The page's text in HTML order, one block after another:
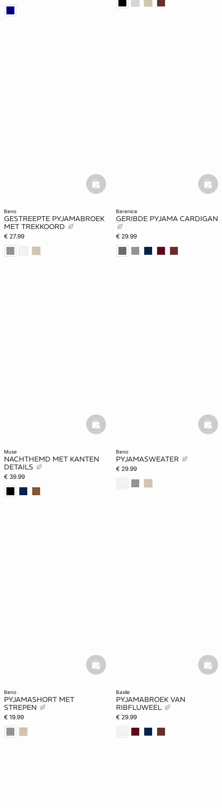
beno
GESTREEPTE PYJAMABROEK
MET TREKKOORD
€ 27.99
basketfull
berenice
GERIBDE PYJAMA CARDIGAN
€ 29.99
muse
NACHTHEMD MET KANTEN
DETAILS
€ 39.99
basketfull
beno
PYJAMASWEATER
€ 29.99
beno
PYJAMASHORT MET
STREPEN
€ 19.99
basketfull
basile
PYJAMABROEK VAN
RIBFLUWEEL
€ 29.99